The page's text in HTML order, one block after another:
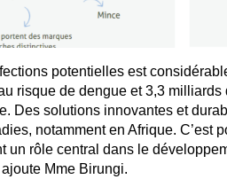
potentielles est
risque de dengue et 3,3 milliards
Des solutions innovantes et
notamment en Afrique. C’est
un rôle central dans le
Mme Birungi.